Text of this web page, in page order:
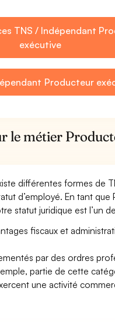
TNS / Indépendant
exécutive
Producteur
le métier
différentes formes de
d’employé. En tant
statut juridique est l’un
fiscaux et
par des ordres
partie de cette
une activité